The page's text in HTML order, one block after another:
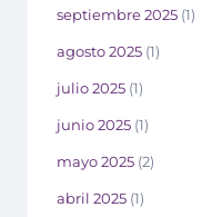
septiembre 2025 (1)
agosto 2025 (1)
julio 2025 (1)
junio 2025 (1)
mayo 2025 (2)
abril 2025 (1)